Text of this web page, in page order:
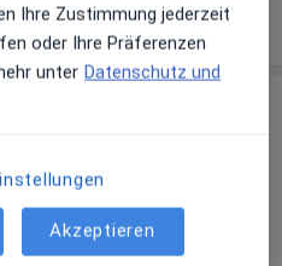
anzeigen
über die Adresse
Ihre Zustimmung jederzeit
oder Ihre Präferenzen
unter Datenschutz und
Akzeptieren